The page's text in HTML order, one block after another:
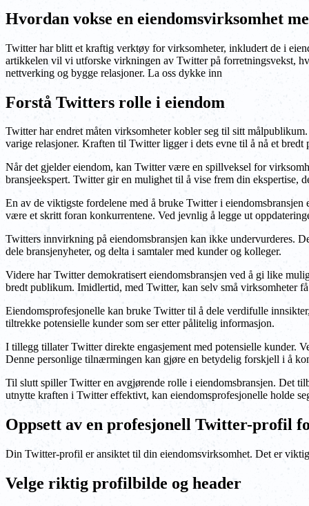
Hvordan vokse en eiendomsvirksomhet
Twitter har blitt et kraftig verktøy for virksomheter, inkludert de i
artikkelen vil vi utforske virkningen av Twitter på forretningsvekst,
nettverking og bygge relasjoner. La oss dykke inn
Forstå Twitters rolle i eiendom
Twitter har endret måten virksomheter kobler seg til sitt
varige relasjoner. Kraften til Twitter ligger i dets evne til å nå et bredt
Når det gjelder eiendom, kan Twitter være en spillveksel for
bransjeekspert. Twitter gir en mulighet til å vise frem din ekspertise,
En av de viktigste fordelene med å bruke Twitter i
være et skritt foran konkurrentene. Ved jevnlig å legge ut
Twitters innvirkning på eiendomsbransjen kan ikke undervurderes.
dele bransjenyheter, og delta i samtaler med kunder og kolleger.
Videre har Twitter demokratisert eiendomsbransjen ved å gi like
bredt publikum. Imidlertid, med Twitter, kan selv små virksomheter
Eiendomsprofesjonelle kan bruke Twitter til å dele verdifulle
tiltrekke potensielle kunder som ser etter pålitelig informasjon.
I tillegg tillater Twitter direkte engasjement med potensielle kunder.
Denne personlige tilnærmingen kan gjøre en betydelig forskjell i å
Til slutt spiller Twitter en avgjørende rolle i eiendomsbransjen. Det
utnytte kraften i Twitter effektivt, kan eiendomsprofesjonelle holde
Oppsett av en profesjonell Twitter-profil
Din Twitter-profil er ansiktet til din eiendomsvirksomhet. Det er
Velge riktig profilbilde og header